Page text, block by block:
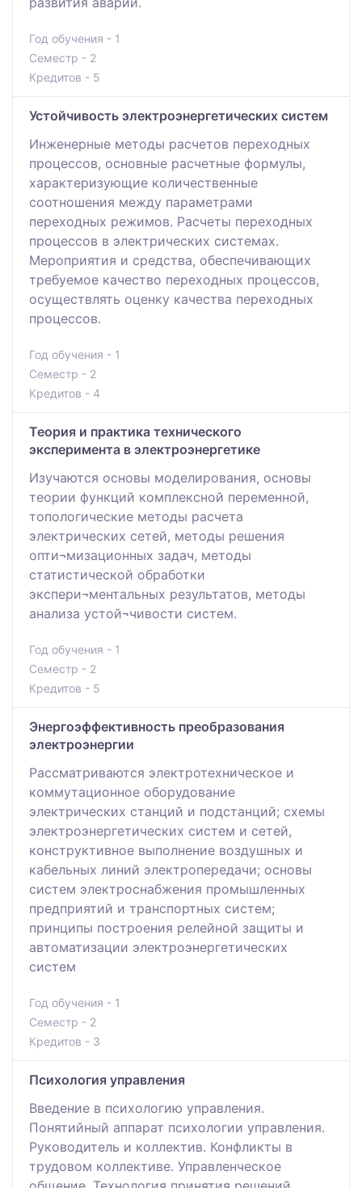
Год обучения - 1
Семестр - 2
Кредитов - 5
Устойчивость электроэнергетических систем
Инженерные методы расчетов переходных
процессов, основные расчетные формулы,
характеризующие количественные
соотношения между параметрами
переходных режимов. Расчеты переходных
процессов в электрических системах.
Мероприятия и средства, обеспечивающих
требуемое качество переходных процессов,
осуществлять оценку качества переходных
процессов.
Год обучения - 1
Семестр - 2
Кредитов - 4
Теория и практика технического
эксперимента в электроэнергетике
Изучаются основы моделирования, основы
теории функций комплексной переменной,
топологические методы расчета
электрических сетей, методы решения
опти¬мизационных задач, методы
статистической обработки
экспери¬ментальных результатов, методы
анализа устой¬чивости систем.
Год обучения - 1
Семестр - 2
Кредитов - 5
Энергоэффективность преобразования
электроэнергии
Рассматриваются электротехническое и
коммутационное оборудование
электрических станций и подстанций; схемы
электроэнергетических систем и сетей,
конструктивное выполнение воздушных и
кабельных линий электропередачи; основы
систем электроснабжения промышленных
предприятий и транспортных систем;
принципы построения релейной защиты и
автоматизации электроэнергетических
систем
Год обучения - 1
Семестр - 2
Кредитов - 3
Психология управления
Введение в психологию управления.
Понятийный аппарат психологии управления.
Руководитель и коллектив. Конфликты в
трудовом коллективе. Управленческое